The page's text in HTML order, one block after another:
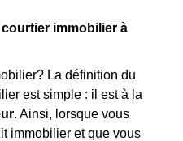
immobilier à
La définition du
est simple : il est à la
. Ainsi, lorsque vous
immobilier et que vous